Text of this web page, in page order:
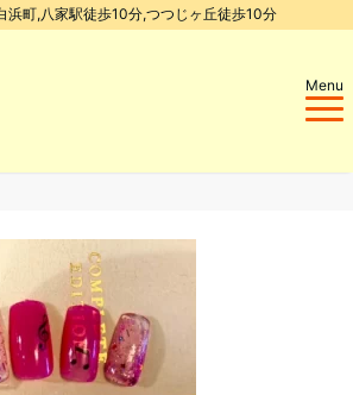
浜町,八家駅徒歩10分,つつじヶ丘徒歩10分
Menu